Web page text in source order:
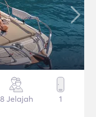
8 Jelajah 1